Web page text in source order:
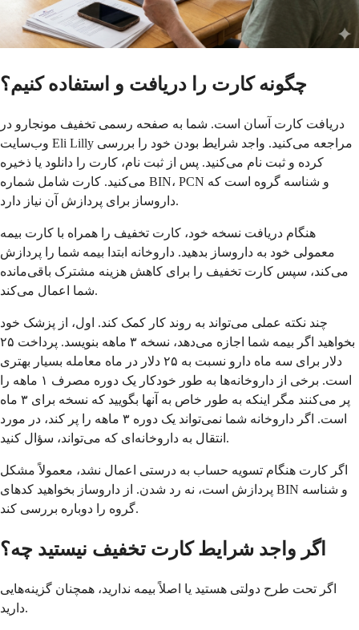
چگونه کارت را دریافت و استفاده کنیم؟
دریافت کارت آسان است. شما به صفحه رسمی تخفیف مونجارو در
وب‌سایت Eli Lilly مراجعه می‌کنید. واجد شرایط بودن خود را بررسی
کرده و ثبت نام می‌کنید. پس از ثبت نام، کارت را دانلود یا ذخیره
می‌کنید. کارت شامل شماره BIN، PCN و شناسه گروه است که
داروساز برای پردازش آن نیاز دارد.
هنگام دریافت نسخه خود، کارت تخفیف را همراه با کارت بیمه
معمولی خود به داروساز بدهید. داروخانه ابتدا بیمه شما را پردازش
می‌کند، سپس کارت تخفیف را برای کاهش هزینه مشترک باقی‌مانده
شما اعمال می‌کند.
چند نکته عملی می‌تواند به روند کار کمک کند. اول، از پزشک خود
بخواهید اگر بیمه شما اجازه می‌دهد، نسخه ۳ ماهه بنویسد. پرداخت ۲۵
دلار برای سه ماه دارو نسبت به ۲۵ دلار در ماه معامله بسیار بهتری
است. برخی از داروخانه‌ها به طور خودکار یک دوره مصرف ۱ ماهه را
پر می‌کنند مگر اینکه به طور خاص به آنها بگویید که نسخه برای ۳ ماه
است. اگر داروخانه شما نمی‌تواند یک دوره ۳ ماهه را پر کند، در مورد
انتقال به داروخانه‌ای که می‌تواند، سؤال کنید.
اگر کارت هنگام تسویه حساب به درستی اعمال نشد، معمولاً مشکل
پردازش است، نه رد شدن. از داروساز بخواهید کدهای BIN و شناسه
گروه را دوباره بررسی کند.
اگر واجد شرایط کارت تخفیف نیستید چه؟
اگر تحت طرح دولتی هستید یا اصلاً بیمه ندارید، همچنان گزینه‌هایی
دارید.